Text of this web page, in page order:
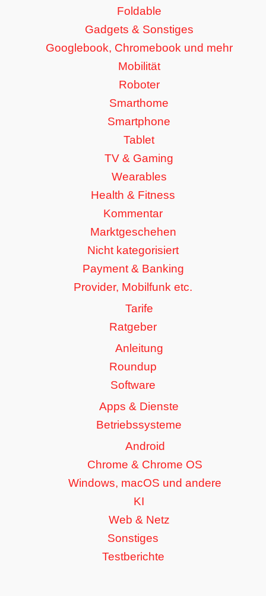
Foldable
Gadgets & Sonstiges
Googlebook, Chromebook und mehr
Mobilität
Roboter
Smarthome
Smartphone
Tablet
TV & Gaming
Wearables
Health & Fitness
Kommentar
Marktgeschehen
Nicht kategorisiert
Payment & Banking
Provider, Mobilfunk etc.
Tarife
Ratgeber
Anleitung
Roundup
Software
Apps & Dienste
Betriebssysteme
Android
Chrome & Chrome OS
Windows, macOS und andere
KI
Web & Netz
Sonstiges
Testberichte